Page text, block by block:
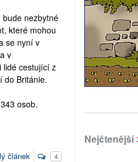
nezbytné
které mohou
se nyní v
v
lidé cestující z
do Británie.
osob.
článek 4
Nejčtenější